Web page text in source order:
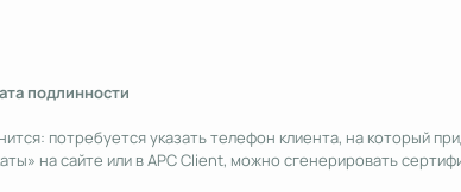
подлинности
потребуется указать телефон клиента, на который
на сайте или в APC Client, можно сгенерировать